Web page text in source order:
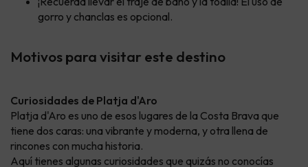
gorro y chanclas es opcional.
Motivos para visitar este destino
Curiosidades de Platja d'Aro
Platja d'Aro es uno de esos lugares de la Costa Brava que
tiene dos caras: una vibrante y moderna, y otra llena de
rincones con mucha historia.
Aquí tienes algunas curiosidades que quizás no conocías